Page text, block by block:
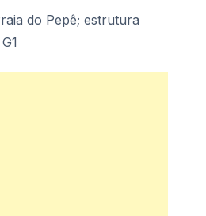
do Pepê; estrutura